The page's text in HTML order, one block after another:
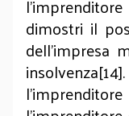
dimostri il
dell’impresa